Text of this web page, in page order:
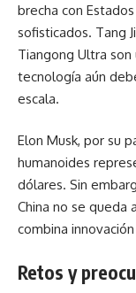
brecha con
sofisticados. Tang
Tiangong Ultra son
tecnología aún
escala.
Elon Musk, por su
humanoides
dólares. Sin
China no se queda
combina
Retos y